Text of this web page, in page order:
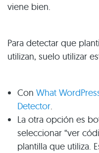
viene bien.
Para detectar que
utilizan, suelo utilizar
Con What
Detector
La otra opción es
seleccionar “ver
plantilla que utiliza.